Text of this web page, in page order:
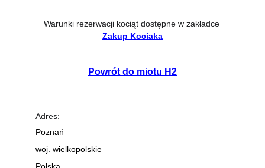
Powrót do miotu H2
Warunki rezerwacji kociąt dostępne w zakładce
Zakup Kociaka
Adres:
Poznań
woj. wielkopolskie